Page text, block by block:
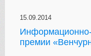
15.09.2014
премии